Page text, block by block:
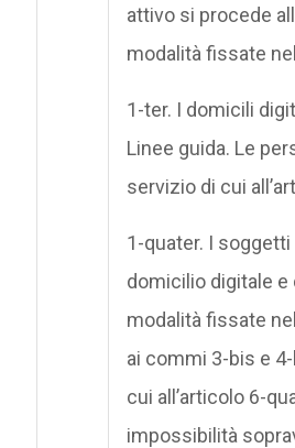
attivo si procede
modalità fissate
1-ter. I domicili
Linee guida. Le
servizio di cui
1-quater. I
domicilio digitale
modalità fissate
ai commi 3-bis e
cui all’articolo 6-
impossibilità